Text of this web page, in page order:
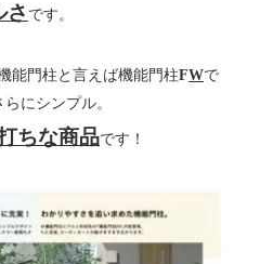
さ です。
能門柱と言えば機能門柱FWで
らにシンプル。
ちな商品です！